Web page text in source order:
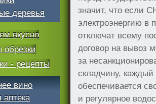
значит, что если
электроэнергию в
отключат всему
договор на вывоз
за
складчину, каждый
обеспечивается
и регулярное
деревья
вкусно
обрезки
- рецепты
вино
аптека